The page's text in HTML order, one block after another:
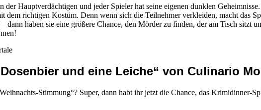
Hauptverdächtigen und jeder Spieler hat seine eigenen dunklen
richtigen Kostüm. Denn wenn sich die Teilnehmer verkleiden, macht das
dann haben sie eine größere Chance, den Mörder zu finden, der am Tisch sitzt
und eine Leiche“ von Culinario
Stimmung“? Super, dann habt ihr jetzt die Chance, das Krimidinner-